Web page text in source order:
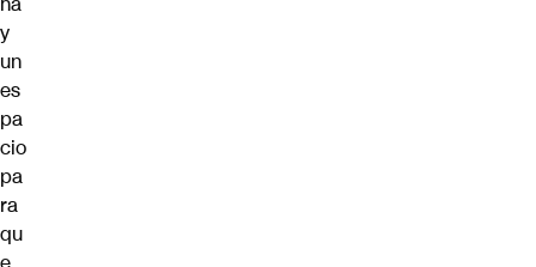
y
un
es
pa
cio
pa
ra
qu